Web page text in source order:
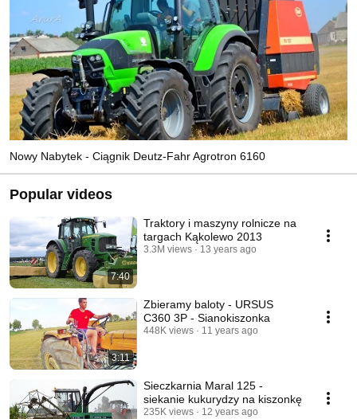
Nowy Nabytek - Ciągnik Deutz-Fahr Agrotron 6160
Popular videos
7:40
Traktory i maszyny rolnicze na
targach Kąkolewo 2013
3.3M views 13 years ago
3:11
Zbieramy baloty - URSUS
C360 3P - Sianokiszonka
448K views 11 years ago
Sieczkarnia Maral 125 -
siekanie kukurydzy na kiszonkę
235K views 12 years ago